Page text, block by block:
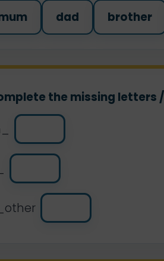
dad brother
the missing